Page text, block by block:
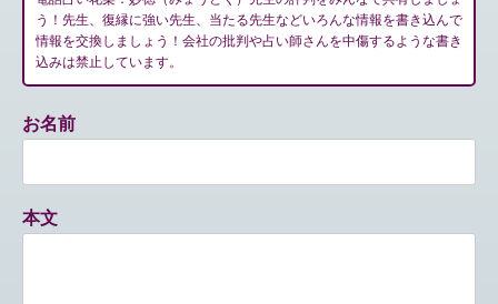
う！先生、復縁に強い先生、当たる先生などいろんな情報を書き込んで
情報を交換しましょう！会社の批判や占い師さんを中傷するような書き
込みは禁止しています。
お名前
本文